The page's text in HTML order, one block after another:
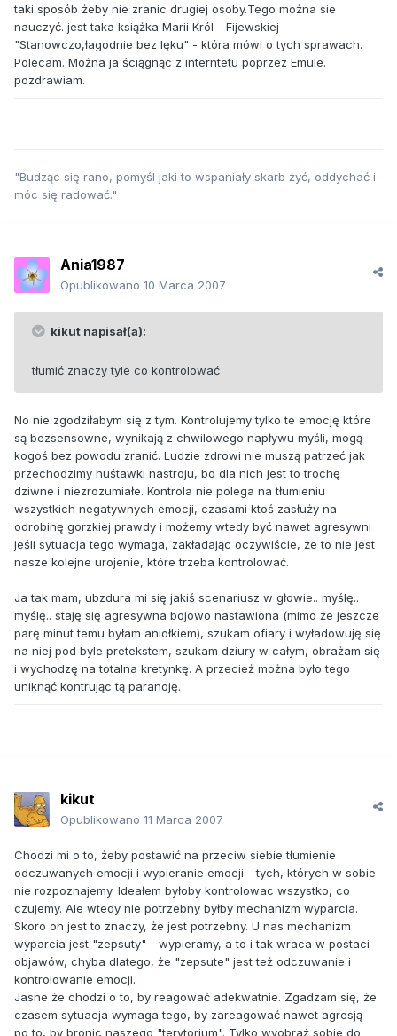
taki sposób żeby nie zranic drugiej osoby.Tego można sie
nauczyć. jest taka książka Marii Król - Fijewskiej
"Stanowczo,łagodnie bez lęku" - która mówi o tych sprawach.
Polecam. Można ja ściągnąc z interntetu poprzez Emule.
pozdrawiam.
"Budząc się rano, pomyśl jaki to wspaniały skarb żyć, oddychać i
móc się radować."
Ania1987
Opublikowano 10 Marca 2007
kikut napisał(a):
tłumić znaczy tyle co kontrolować
No nie zgodziłabym się z tym. Kontrolujemy tylko te emocję które
są bezsensowne, wynikają z chwilowego napływu myśli, mogą
kogoś bez powodu zranić. Ludzie zdrowi nie muszą patrzeć jak
przechodzimy huśtawki nastroju, bo dla nich jest to trochę
dziwne i niezrozumiałe. Kontrola nie polega na tłumieniu
wszystkich negatywnych emocji, czasami ktoś zasłuży na
odrobinę gorzkiej prawdy i możemy wtedy być nawet agresywni
jeśli sytuacja tego wymaga, zakładając oczywiście, że to nie jest
nasze kolejne urojenie, które trzeba kontrolować.
Ja tak mam, ubzdura mi się jakiś scenariusz w głowie.. myślę..
myślę.. staję się agresywna bojowo nastawiona (mimo że jeszcze
parę minut temu byłam aniołkiem), szukam ofiary i wyładowuję się
na niej pod byle pretekstem, szukam dziury w całym, obrażam się
i wychodzę na totalna kretynkę. A przecież można było tego
uniknąć kontrując tą paranoję.
kikut
Opublikowano 11 Marca 2007
Chodzi mi o to, żeby postawić na przeciw siebie tłumienie
odczuwanych emocji i wypieranie emocji - tych, których w sobie
nie rozpoznajemy. Ideałem byłoby kontrolowac wszystko, co
czujemy. Ale wtedy nie potrzebny byłby mechanizm wyparcia.
Skoro on jest to znaczy, że jest potrzebny. U nas mechanizm
wyparcia jest "zepsuty" - wypieramy, a to i tak wraca w postaci
objawów, chyba dlatego, że "zepsute" jest też odczuwanie i
kontrolowanie emocji.
Jasne że chodzi o to, by reagować adekwatnie. Zgadzam się, że
czasem sytuacja wymaga tego, by zareagować nawet agresją -
po to, by bronic naszego "terytorium". Tylko wyobraź sobie do